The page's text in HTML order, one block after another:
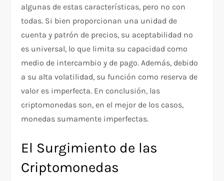
algunas de estas características, pero no con
todas. Si bien proporcionan una unidad de
cuenta y patrón de precios, su aceptabilidad no
es universal, lo que limita su capacidad como
medio de intercambio y de pago. Además, debido
a su alta volatilidad, su función como reserva de
valor es imperfecta. En conclusión, las
criptomonedas son, en el mejor de los casos,
monedas sumamente imperfectas.
El Surgimiento de las
Criptomonedas